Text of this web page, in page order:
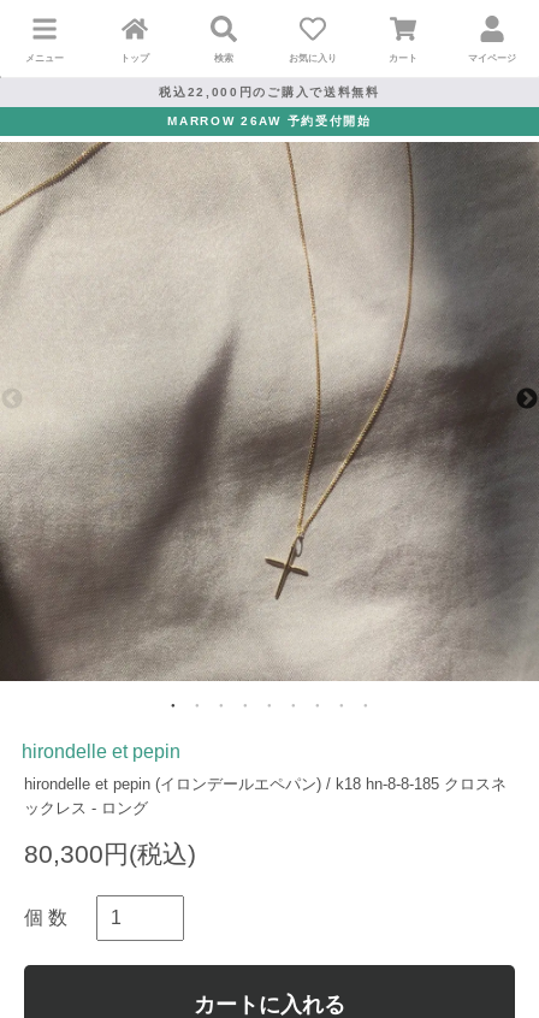
メニュー トップ 検索 お気に入り カート マイページ
税込22,000円のご購入で送料無料
MARROW 26AW 予約受付開始
hirondelle et pepin
hirondelle et pepin (イロンデールエペパン) / k18 hn-8-8-185 クロスネ
ックレス - ロング
80,300円(税込)
個 数
カートに入れる